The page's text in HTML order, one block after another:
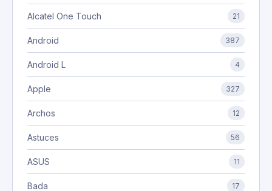
Alcatel One Touch 21
Android 387
Android L 4
Apple 327
Archos 12
Astuces 56
ASUS 11
Bada 17